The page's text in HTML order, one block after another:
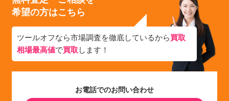
希望の方はこちら
ツールオフなら市場調査を徹底しているから買取
相場最高値で買取 します！
お電話でのお問い合わせ